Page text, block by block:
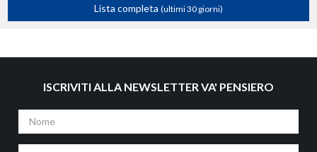
Lista completa (ultimi 30 giorni)
ISCRIVITI ALLA NEWSLETTER VA' PENSIERO
Nome